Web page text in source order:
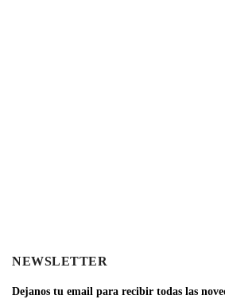
NEWSLETTER
Dejanos tu email para recibir todas las